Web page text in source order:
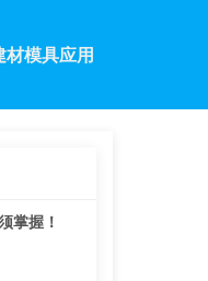
材模具应用
掌握！